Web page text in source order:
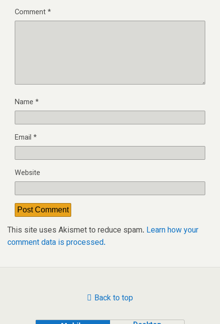
Comment*
Name *
Email *
Website
This site uses Akismet to reduce spam. Learn how your
comment data is processed.
Back to top